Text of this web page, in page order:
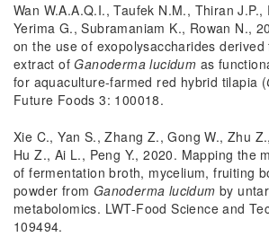
Wan W.A.A.Q.I., Taufek N.M., Thiran J.P.,
Yerima G., Subramaniam K., Rowan N.,
on the use of exopolysaccharides derived
extract ofGanoderma lucidum as
for aquaculture-farmed red hybrid tilapia (
Future Foods 3: 100018.
Xie C., Yan S., Zhang Z., Gong W., Zhu
Hu Z., Ai L., Peng Y., 2020. Mapping the
of fermentation broth, mycelium, fruiting
powder from Ganoderma lucidum by
metabolomics. LWT-Food Science and
109494.